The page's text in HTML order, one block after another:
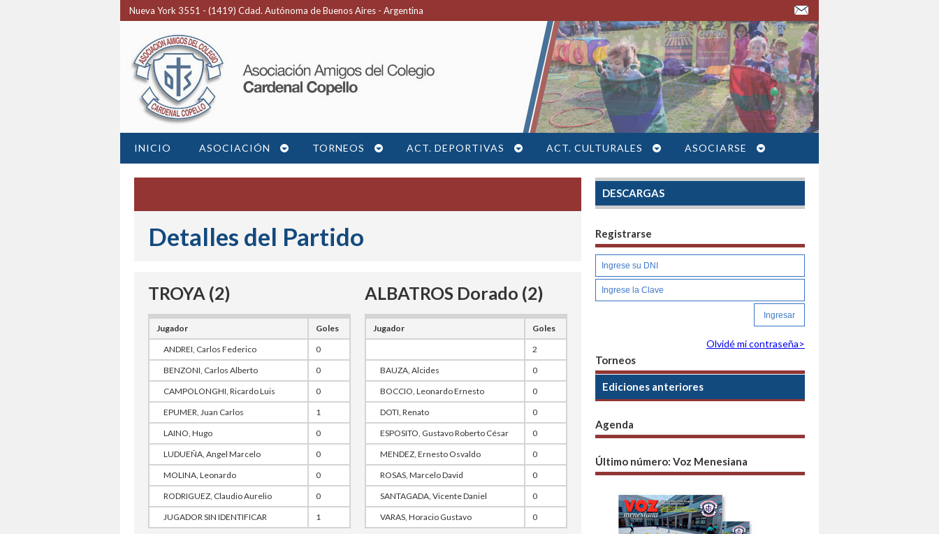
Nueva York 3551 - (1419) Cdad. Autónoma de Buenos Aires - Argentina
INICIO ASOCIACIÓN TORNEOS ACT. DEPORTIVAS ACT. CULTURALES ASOCIARSE
Detalles del Partido
TROYA (2)
Jugador
Goles
ANDREI, Carlos Federico
0
BENZONI, Carlos Alberto
0
CAMPOLONGHI, Ricardo Luis
0
EPUMER, Juan Carlos
1
LAINO, Hugo
0
LUDUEÑA, Angel Marcelo
0
MOLINA, Leonardo
0
RODRIGUEZ, Claudio Aurelio
0
JUGADOR SIN IDENTIFICAR
1
ALBATROS Dorado (2)
Jugador
Goles
2
BAUZA, Alcides
0
BOCCIO, Leonardo Ernesto
0
DOTI, Renato
0
ESPOSITO, Gustavo Roberto César
0
MENDEZ, Ernesto Osvaldo
0
ROSAS, Marcelo David
0
SANTAGADA, Vicente Daniel
0
VARAS, Horacio Gustavo
0
DESCARGAS
Registrarse
Olvidé mi contraseña>
Torneos
Ediciones anteriores
Agenda
Último número: Voz Menesiana